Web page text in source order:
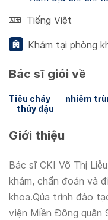
Tiếng Việt
Khám tại phòng
Bác sĩ giỏi về
Tiêu chảy nhiễm
thủy đậu
Giới thiệu
Bác sĩ CKI Võ Thị
khám, chẩn đoán và
khoa.Qúa trình đào
viện Miền Đông quận